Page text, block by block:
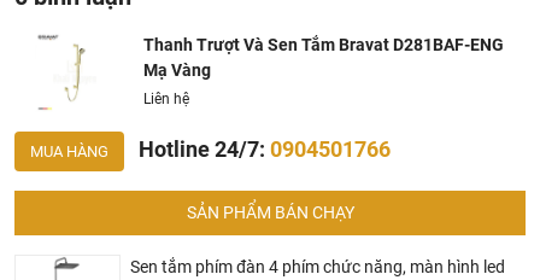
Bravat chính thức và chính hãng tại Việt Nam, chúng tôi
cam kết các sản phẩm Bravat được phân phối bởi
Khalinguyen.vn là chính hãng.
Hiện tại chúng tôi có rất nhiều
mãihấp dẫn, để biết chi tiết vui lòng chat hoặc gọi điện
vào hotline để được tư vấn chi tiết
Thanh Trượt Và Sen Tắm Bravat D281BAF-ENG
Mạ Vàng
Liên hệ
MUA HÀNG Hotline 24/7: 0904501766
SẢN PHẨM BÁN CHẠY
Sen tắm phím đàn 4 phím chức năng, màn hình led